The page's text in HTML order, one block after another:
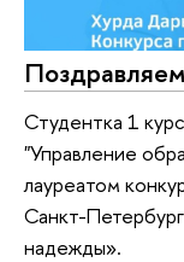
Студентка 1
"Управление
лауреатом
Санкт-
надежды».